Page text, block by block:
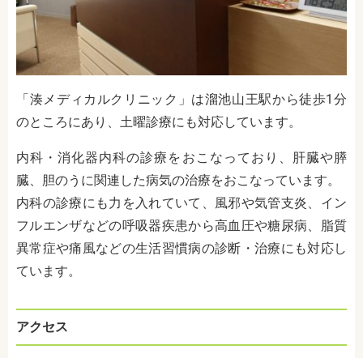
「湊メディカルクリニック」は溜池山王駅から徒歩1分
のところにあり、土曜診療にも対応しています。
内科・消化器内科の診療をおこなっており、肝臓や膵
臓、胆のうに関連した病気の治療をおこなっています。
内科の診療にも力を入れていて、風邪や気管支炎、イン
フルエンザなどの呼吸器疾患から高血圧や糖尿病、脂質
異常症や痛風などの生活習慣病の診断・治療にも対応し
ています。
アクセス